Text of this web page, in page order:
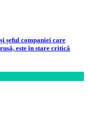
șeful companiei care
este în stare critică